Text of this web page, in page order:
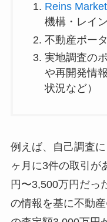
Reins
機構・レイ
不動産ポー
実地調査の
や再開発情
状況など）
例えば、自己調査
ヶ月に3件の取引が
円〜3,500万円だっ
の情報を基に不動